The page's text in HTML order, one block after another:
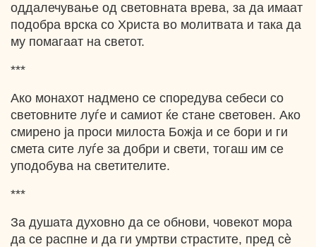
оддалечување од световната врева, за да имаат
подобра врска со Христа во молитвата и така да
му помагаат на светот.
***
Ако монахот надмено се споредува себеси со
световните луѓе и самиот ќе стане световен. Ако
смирено ја проси милоста Божја и се бори и ги
смета сите луѓе за добри и свети, тогаш им се
уподобува на светителите.
***
За душата духовно да се обнови, човекот мора
да се распне и да ги умртви страстите, пред сѐ